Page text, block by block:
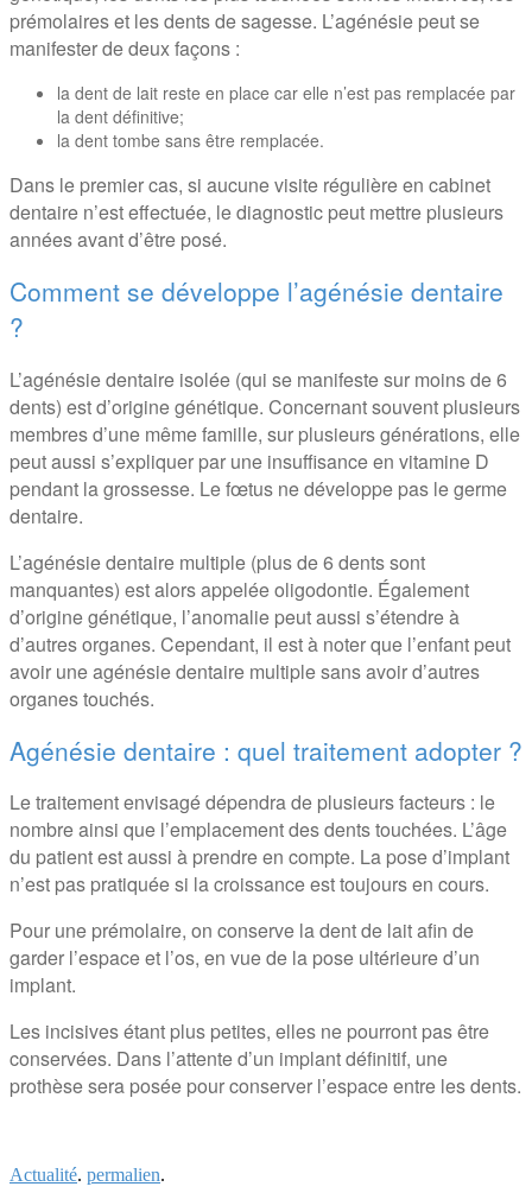
prémolaires et les dents de sagesse. L’agénésie peut se
manifester de deux façons :
la dent de lait reste en place car elle n’est pas remplacée par
la dent définitive;
la dent tombe sans être remplacée.
Dans le premier cas, si aucune visite régulière en cabinet
dentaire n’est effectuée, le diagnostic peut mettre plusieurs
années avant d’être posé.
Comment se développe l’agénésie dentaire
?
L’agénésie dentaire isolée (qui se manifeste sur moins de 6
dents) est d’origine génétique. Concernant souvent plusieurs
membres d’une même famille, sur plusieurs générations, elle
peut aussi s’expliquer par une insuffisance en vitamine D
pendant la grossesse. Le fœtus ne développe pas le germe
dentaire.
L’agénésie dentaire multiple (plus de 6 dents sont
manquantes) est alors appelée oligodontie. Également
d’origine génétique, l’anomalie peut aussi s’étendre à
d’autres organes. Cependant, il est à noter que l’enfant peut
avoir une agénésie dentaire multiple sans avoir d’autres
organes touchés.
Agénésie dentaire : quel traitement adopter ?
Le traitement envisagé dépendra de plusieurs facteurs : le
nombre ainsi que l’emplacement des dents touchées. L’âge
du patient est aussi à prendre en compte. La pose d’implant
n’est pas pratiquée si la croissance est toujours en cours.
Pour une prémolaire, on conserve la dent de lait afin de
garder l’espace et l’os, en vue de la pose ultérieure d’un
implant.
Les incisives étant plus petites, elles ne pourront pas être
conservées. Dans l’attente d’un implant définitif, une
prothèse sera posée pour conserver l’espace entre les dents.
Actualité. permalien.